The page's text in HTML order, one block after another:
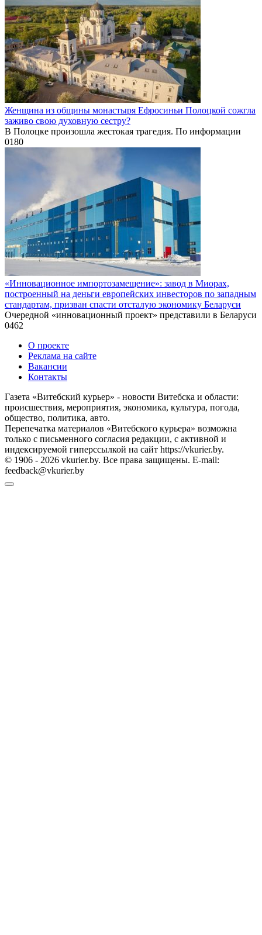
Женщина из общины монастыря Ефросиньи Полоцкой сожгла
заживо свою духовную сестру?
В Полоцке произошла жестокая трагедия. По информации
0180
«Инновационное импортозамещение»: завод в Миорах,
построенный на деньги европейских инвесторов по западным
стандартам, призван спасти отсталую экономику Беларуси
Очередной «инновационный проект» представили в Беларуси
0462
О проекте
Реклама на сайте
Вакансии
Контакты
Газета «Витебский курьер» - новости Витебска и области:
происшествия, мероприятия, экономика, культура, погода,
общество, политика, авто.
Перепечатка материалов «Витебского курьера» возможна
только с письменного согласия редакции, с активной и
индексируемой гиперссылкой на сайт https://vkurier.by.
© 1906 - 2026 vkurier.by. Все права защищены. E-mail:
feedback@vkurier.by